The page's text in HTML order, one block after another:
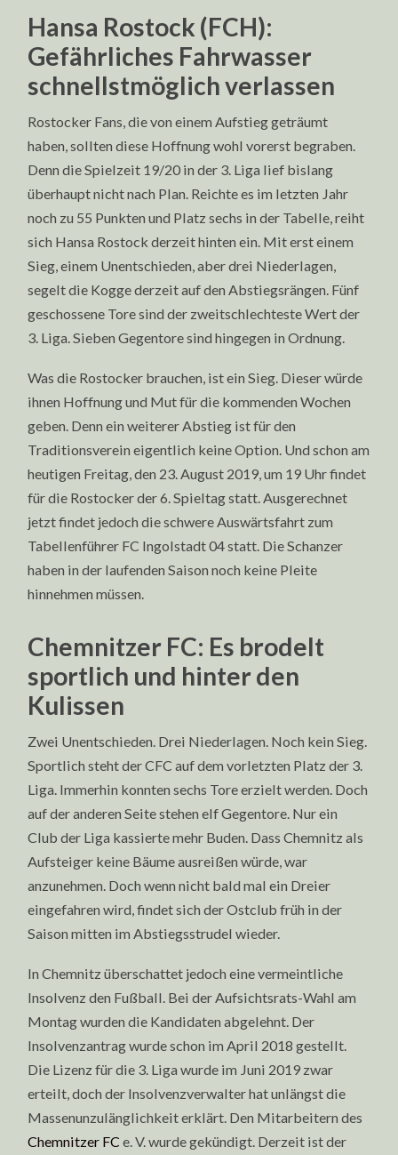
Hansa Rostock (FCH):
Gefährliches Fahrwasser
schnellstmöglich verlassen
Rostocker Fans, die von einem Aufstieg geträumt
haben, sollten diese Hoffnung wohl vorerst begraben.
Denn die Spielzeit 19/20 in der 3. Liga lief bislang
überhaupt nicht nach Plan. Reichte es im letzten Jahr
noch zu 55 Punkten und Platz sechs in der Tabelle, reiht
sich Hansa Rostock derzeit hinten ein. Mit erst einem
Sieg, einem Unentschieden, aber drei Niederlagen,
segelt die Kogge derzeit auf den Abstiegsrängen. Fünf
geschossene Tore sind der zweitschlechteste Wert der
3. Liga. Sieben Gegentore sind hingegen in Ordnung.
Was die Rostocker brauchen, ist ein Sieg. Dieser würde
ihnen Hoffnung und Mut für die kommenden Wochen
geben. Denn ein weiterer Abstieg ist für den
Traditionsverein eigentlich keine Option. Und schon am
heutigen Freitag, den 23. August 2019, um 19 Uhr findet
für die Rostocker der 6. Spieltag statt. Ausgerechnet
jetzt findet jedoch die schwere Auswärtsfahrt zum
Tabellenführer FC Ingolstadt 04 statt. Die Schanzer
haben in der laufenden Saison noch keine Pleite
hinnehmen müssen.
Chemnitzer FC: Es brodelt
sportlich und hinter den
Kulissen
Zwei Unentschieden. Drei Niederlagen. Noch kein Sieg.
Sportlich steht der CFC auf dem vorletzten Platz der 3.
Liga. Immerhin konnten sechs Tore erzielt werden. Doch
auf der anderen Seite stehen elf Gegentore. Nur ein
Club der Liga kassierte mehr Buden. Dass Chemnitz als
Aufsteiger keine Bäume ausreißen würde, war
anzunehmen. Doch wenn nicht bald mal ein Dreier
eingefahren wird, findet sich der Ostclub früh in der
Saison mitten im Abstiegsstrudel wieder.
In Chemnitz überschattet jedoch eine vermeintliche
Insolvenz den Fußball. Bei der Aufsichtsrats-Wahl am
Montag wurden die Kandidaten abgelehnt. Der
Insolvenzantrag wurde schon im April 2018 gestellt.
Die Lizenz für die 3. Liga wurde im Juni 2019 zwar
erteilt, doch der Insolvenzverwalter hat unlängst die
Massenunzulänglichkeit erklärt. Den Mitarbeitern des
Chemnitzer FC e. V. wurde gekündigt. Derzeit ist der